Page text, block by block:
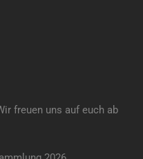
freuen uns auf euch ab